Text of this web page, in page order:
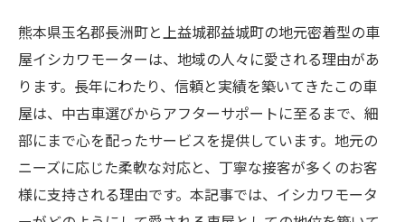
熊本県玉名郡長洲町と上益城郡益城町の地元密着型の車
屋イシカワモーターは、地域の人々に愛される理由があ
ります。長年にわたり、信頼と実績を築いてきたこの車
屋は、中古車選びからアフターサポートに至るまで、細
部にまで心を配ったサービスを提供しています。地元の
ニーズに応じた柔軟な対応と、丁寧な接客が多くのお客
様に支持される理由です。本記事では、イシカワモータ